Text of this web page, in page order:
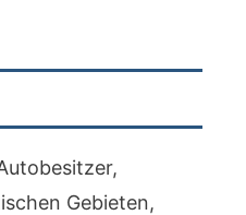
Gebieten,